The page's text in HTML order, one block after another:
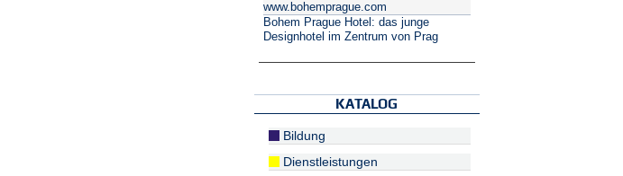
www.bohemprague.com
Bohem Prague Hotel: das junge
Designhotel im Zentrum von Prag
KATALOG
Bildung
Dienstleistungen